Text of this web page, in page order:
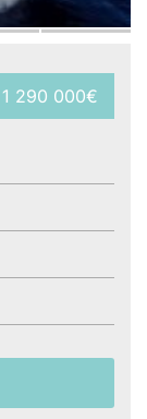
1 290 000€